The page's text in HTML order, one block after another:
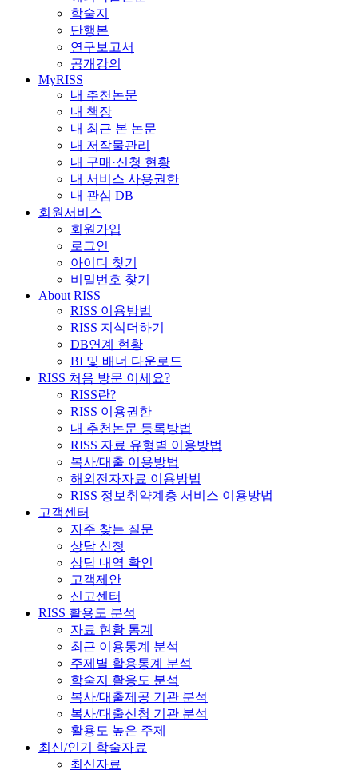
학술지
단행본
연구보고서
공개강의
MyRISS
내 추천논문
내 책장
내 최근 본 논문
내 저작물관리
내 구매·신청 현황
내 서비스 사용권한
내 관심 DB
회원서비스
회원가입
로그인
아이디 찾기
비밀번호 찾기
About RISS
RISS 이용방법
RISS 지식더하기
DB연계 현황
BI 및 배너 다운로드
RISS 처음 방문 이세요?
RISS란?
RISS 이용권한
내 추천논문 등록방법
RISS 자료 유형별 이용방법
복사/대출 이용방법
해외전자자료 이용방법
RISS 정보취약계층 서비스 이용방법
고객센터
자주 찾는 질문
상담 신청
상담 내역 확인
고객제안
신고센터
RISS 활용도 분석
자료 현황 통계
최근 이용통계 분석
주제별 활용통계 분석
학술지 활용도 분석
복사/대출제공 기관 분석
복사/대출신청 기관 분석
활용도 높은 주제
최신/인기 학술자료
최신자료